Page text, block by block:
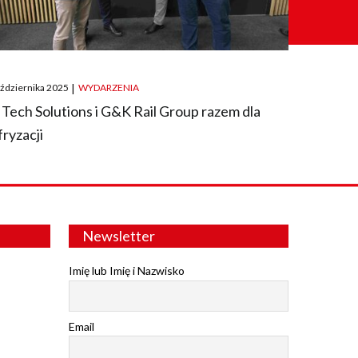
2025 WYDARZENIA
Tech Solutions i G&K Rail Group razem dla
Newsletter
Imię lub Imię i Nazwisko
Email